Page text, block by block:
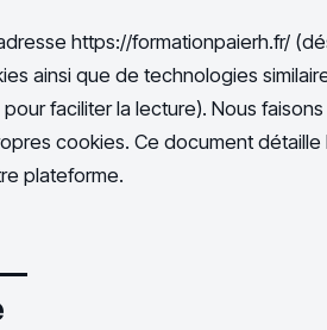
https://formationpaierh.fr/
ainsi que de technologies
faciliter la lecture). Nous
cookies. Ce document détaille
plateforme.